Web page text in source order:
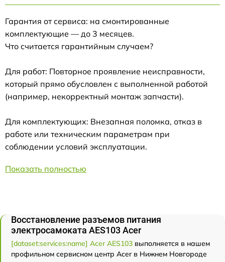
Гарантия от сервиса: на смонтированные
комплектующие — до 3 месяцев.
Что считается гарантийным случаем?
Для работ: Повторное проявление неисправности,
который прямо обусловлен с выполненной работой
(например, некорректный монтаж запчасти).
Для комплектующих: Внезапная поломка, отказ в
работе или техническим параметрам при
соблюдении условий эксплуатации.
Показать полностью
Восстановление разъемов питания
электросамоката AES103 Acer
[dataset:services:name] Acer AES103 выполняется в нашем
профильном сервисном центр Acer в Нижнем Новгороде